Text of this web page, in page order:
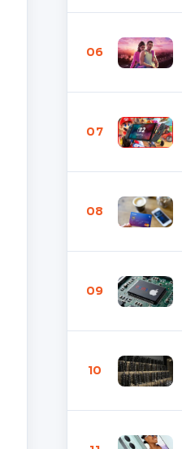
06
07
08
09
10